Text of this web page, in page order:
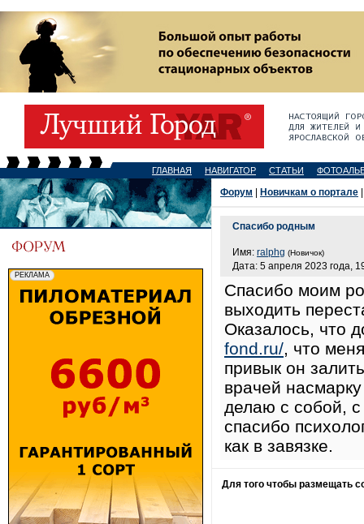
ГЛАВНАЯ НАВИГАТОР СТАТЬИ
Форум Новичкам о портале
Спасибо родным
Имя: ralphg (Новичок)
Дата: 5 апреля 2023 года,
Спасибо моим
выходить
Оказалось, что
fond.ru/, что
привык он
врачей
делаю с собой,
спасибо
как в завязке.
Для того чтобы размещать